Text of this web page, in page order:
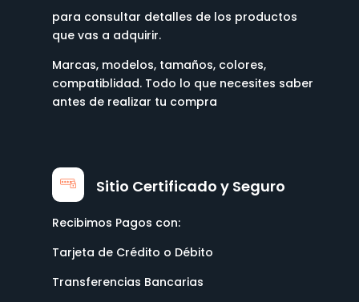
para consultar detalles de los productos
que vas a adquirir.
Marcas, modelos, tamaños, colores,
compatiblidad. Todo lo que necesites saber
antes de realizar tu compra
Sitio Certificado y Seguro
Recibimos Pagos con:
Tarjeta de Crédito o Débito
Transferencias Bancarias